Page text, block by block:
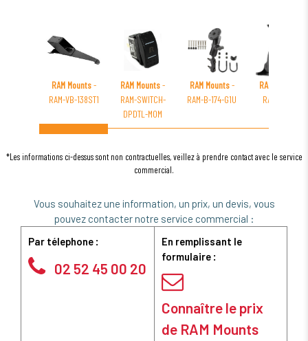
RAM Mounts-
RAM-VB-138ST1
RAM Mounts-
RAM-SWITCH-
DPDTL-MOM
RAM Mounts-
RAM-B-174-G1U
RAM Mounts
RAM-B-166-
*Les informations ci-dessus sont non contractuelles, veillez à prendre contact avec le service
commercial.
Vous souhaitez une information, un prix, un devis, vous
pouvez contacter notre service commercial :
Par télephone :
02 52 45 00 20
En remplissant le
formulaire :
Connaître le prix
de RAM Mounts